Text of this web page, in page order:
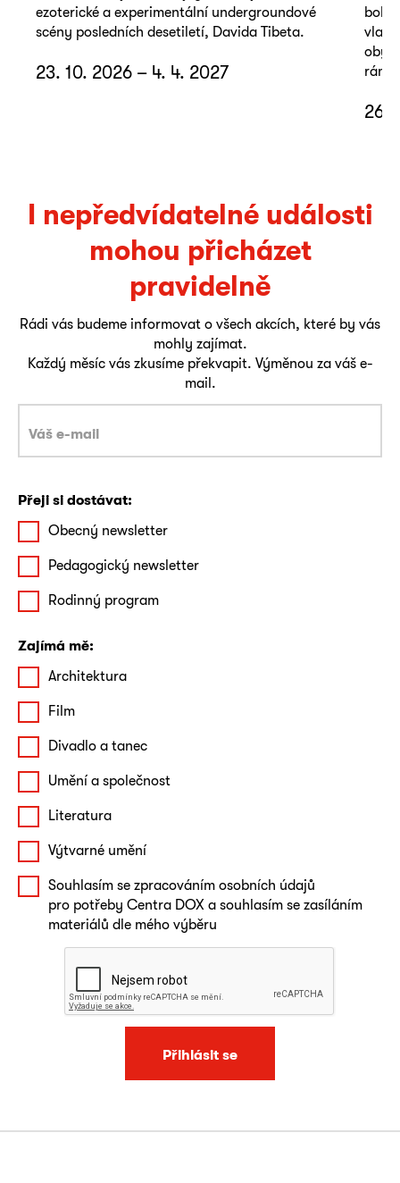
ezoterické a experimentální undergroundové
scény posledních desetiletí, Davida Tibeta.
23. 10. 2026 – 4. 4. 2027
26.
I nepředvídatelné události
mohou přicházet
pravidelně
Rádi vás budeme informovat o všech akcích, které by vás
mohly zajímat.
Každý měsíc vás zkusíme překvapit. Výměnou za váš e-
mail.
Přeji si dostávat:
Obecný newsletter
Pedagogický newsletter
Rodinný program
Zajímá mě:
Architektura
Film
Divadlo a tanec
Umění a společnost
Literatura
Výtvarné umění
Souhlasím se zpracováním osobních údajů
pro potřeby Centra DOX a souhlasím se zasíláním
materiálů dle mého výběru
Přihlásit se